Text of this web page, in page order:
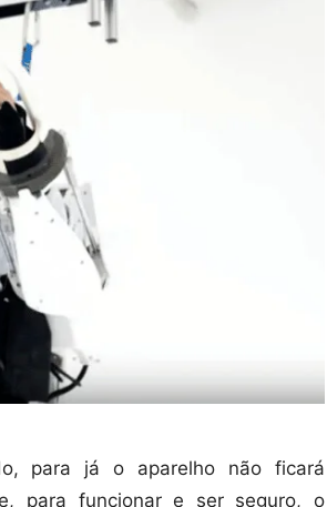
para já o aparelho não ficará
para funcionar e ser seguro, o